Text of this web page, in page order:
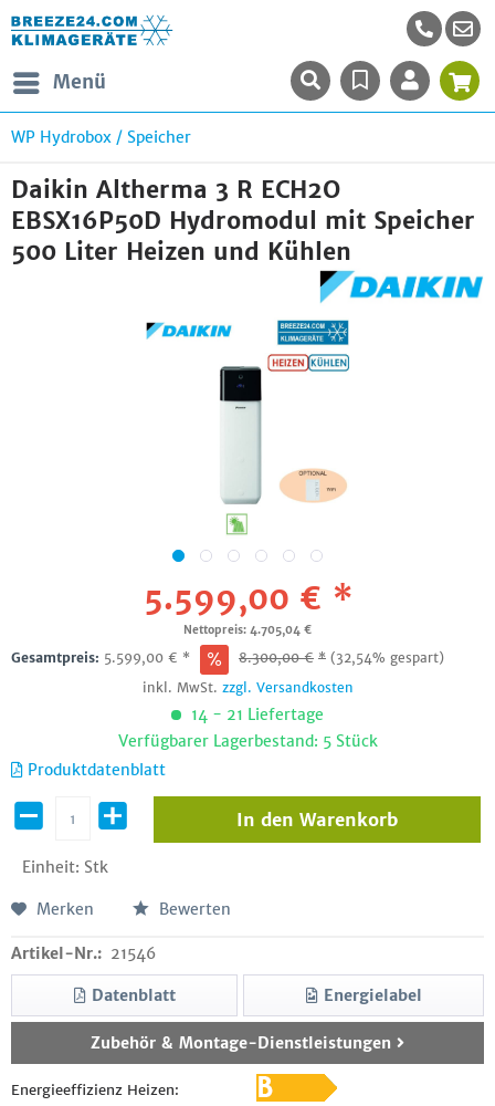
Menü
WP Hydrobox / Speicher
Daikin Altherma 3 R ECH2O
EBSX16P50D Hydromodul mit Speicher
500 Liter Heizen und Kühlen
5.599,00 € *
Nettopreis: 4.705,04 €
Gesamtpreis: 5.599,00 € * 8.300,00€ * (32,54% gespart)
inkl. MwSt. zzgl. Versandkosten
14 - 21 Liefertage
Verfügbarer Lagerbestand: 5 Stück
Produktdatenblatt
Einheit: Stk
In den Warenkorb
Merken Bewerten
Artikel-Nr.: 21546
Datenblatt Energielabel
Zubehör & Montage-Dienstleistungen
Energieeffizienz Heizen: